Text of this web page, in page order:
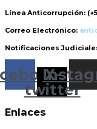
Línea Anticorrupción:
Correo Electrónico:
Notificaciones
X-
twitter
Enlaces